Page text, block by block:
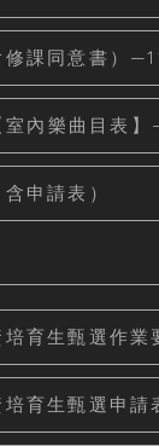
課同意書）
內樂曲目表
申請表）
育生甄選作
育生甄選申